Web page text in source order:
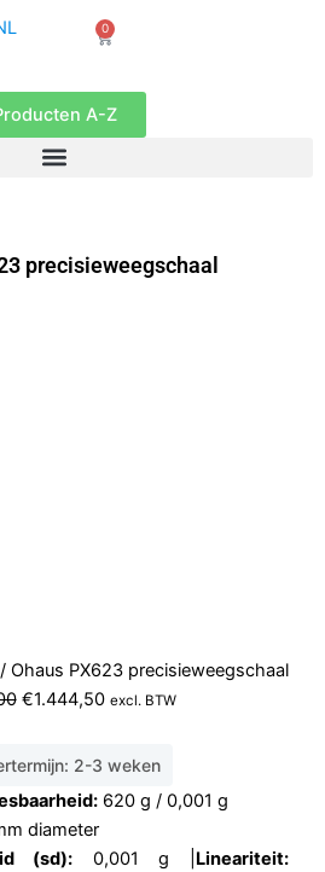
0
Winkelwagen
A-Z
precisieweegschaal
/ Ohaus PX623 precisieweegschaal
Oorspronkelijke
was:
€1.444,50Huidige
excl. BTW
2-3 weken
620 g / 0,001 g
diameter
(sd): 0,001 g | Lineariteit: